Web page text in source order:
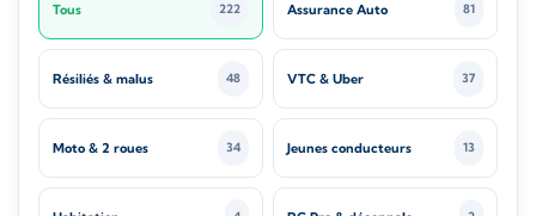
Tous 222 Assurance Auto 81
Résiliés & malus 48 VTC & Uber 37
Moto & 2 roues 34 Jeunes conducteurs 13